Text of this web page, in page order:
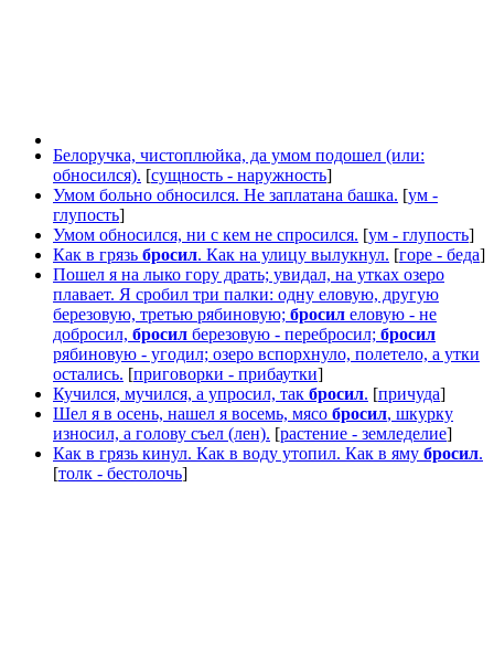
Белоручка, чистоплюйка, да умом подошел (или:
обносился). [сущность - наружность]
Умом больно обносился. Не заплатана башка. [ум -
глупость]
Умом обносился, ни с кем не спросился. [ум - глупость]
Как в грязь бросил. Как на улицу вылукнул. [горе - беда]
Пошел я на лыко гору драть; увидал, на утках озеро
плавает. Я сробил три палки: одну еловую, другую
березовую, третью рябиновую; бросил еловую - не
добросил, бросил березовую - перебросил; бросил
рябиновую - угодил; озеро вспорхнуло, полетело, а утки
остались. [приговорки - прибаутки]
Кучился, мучился, а упросил, так бросил. [причуда]
Шел я в осень, нашел я восемь, мясо бросил, шкурку
износил, а голову съел (лен). [растение - земледелие]
Как в грязь кинул. Как в воду утопил. Как в яму бросил.
[толк - бестолочь]